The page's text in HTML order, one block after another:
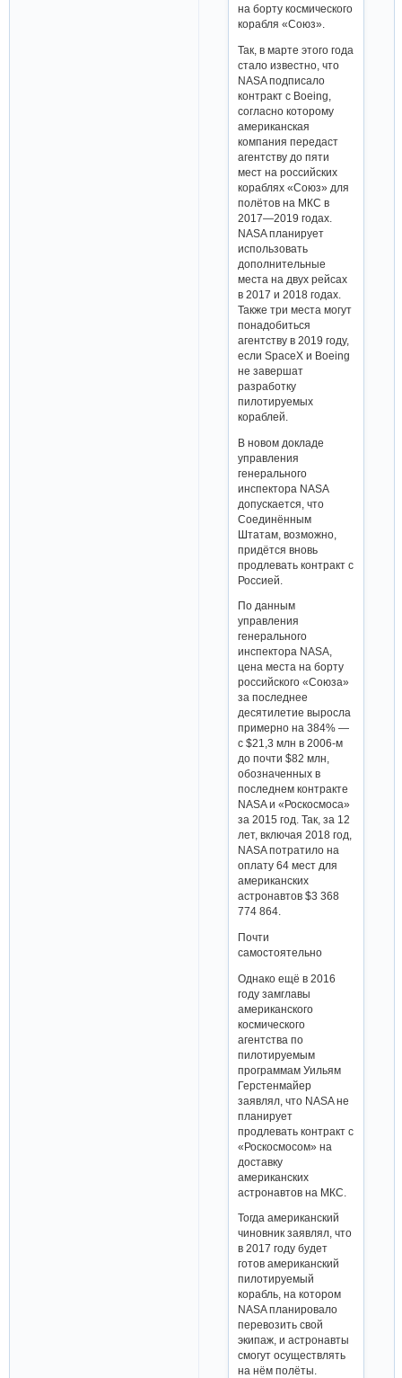
на борту космического
корабля «Союз».
Так, в марте этого года
стало известно, что
NASA подписало
контракт c Boeing,
согласно которому
американская
компания передаст
агентству до пяти
мест на российских
кораблях «Союз» для
полётов на МКС в
2017—2019 годах.
NASA планирует
использовать
дополнительные
места на двух рейсах
в 2017 и 2018 годах.
Также три места могут
понадобиться
агентству в 2019 году,
если SpaceX и Boeing
не завершат
разработку
пилотируемых
кораблей.
В новом докладе
управления
генерального
инспектора NASA
допускается, что
Соединённым
Штатам, возможно,
придётся вновь
продлевать контракт с
Россией.
По данным
управления
генерального
инспектора NASA,
цена места на борту
российского «Союза»
за последнее
десятилетие выросла
примерно на 384% —
с $21,3 млн в 2006-м
до почти $82 млн,
обозначенных в
последнем контракте
NASA и «Роскосмоса»
за 2015 год. Так, за 12
лет, включая 2018 год,
NASA потратило на
оплату 64 мест для
американских
астронавтов $3 368
774 864.
Почти
самостоятельно
Однако ещё в 2016
году замглавы
американского
космического
агентства по
пилотируемым
программам Уильям
Герстенмайер
заявлял, что NASA не
планирует
продлевать контракт с
«Роскосмосом» на
доставку
американских
астронавтов на МКС.
Тогда американский
чиновник заявлял, что
в 2017 году будет
готов американский
пилотируемый
корабль, на котором
NASA планировало
перевозить свой
экипаж, и астронавты
смогут осуществлять
на нём полёты.